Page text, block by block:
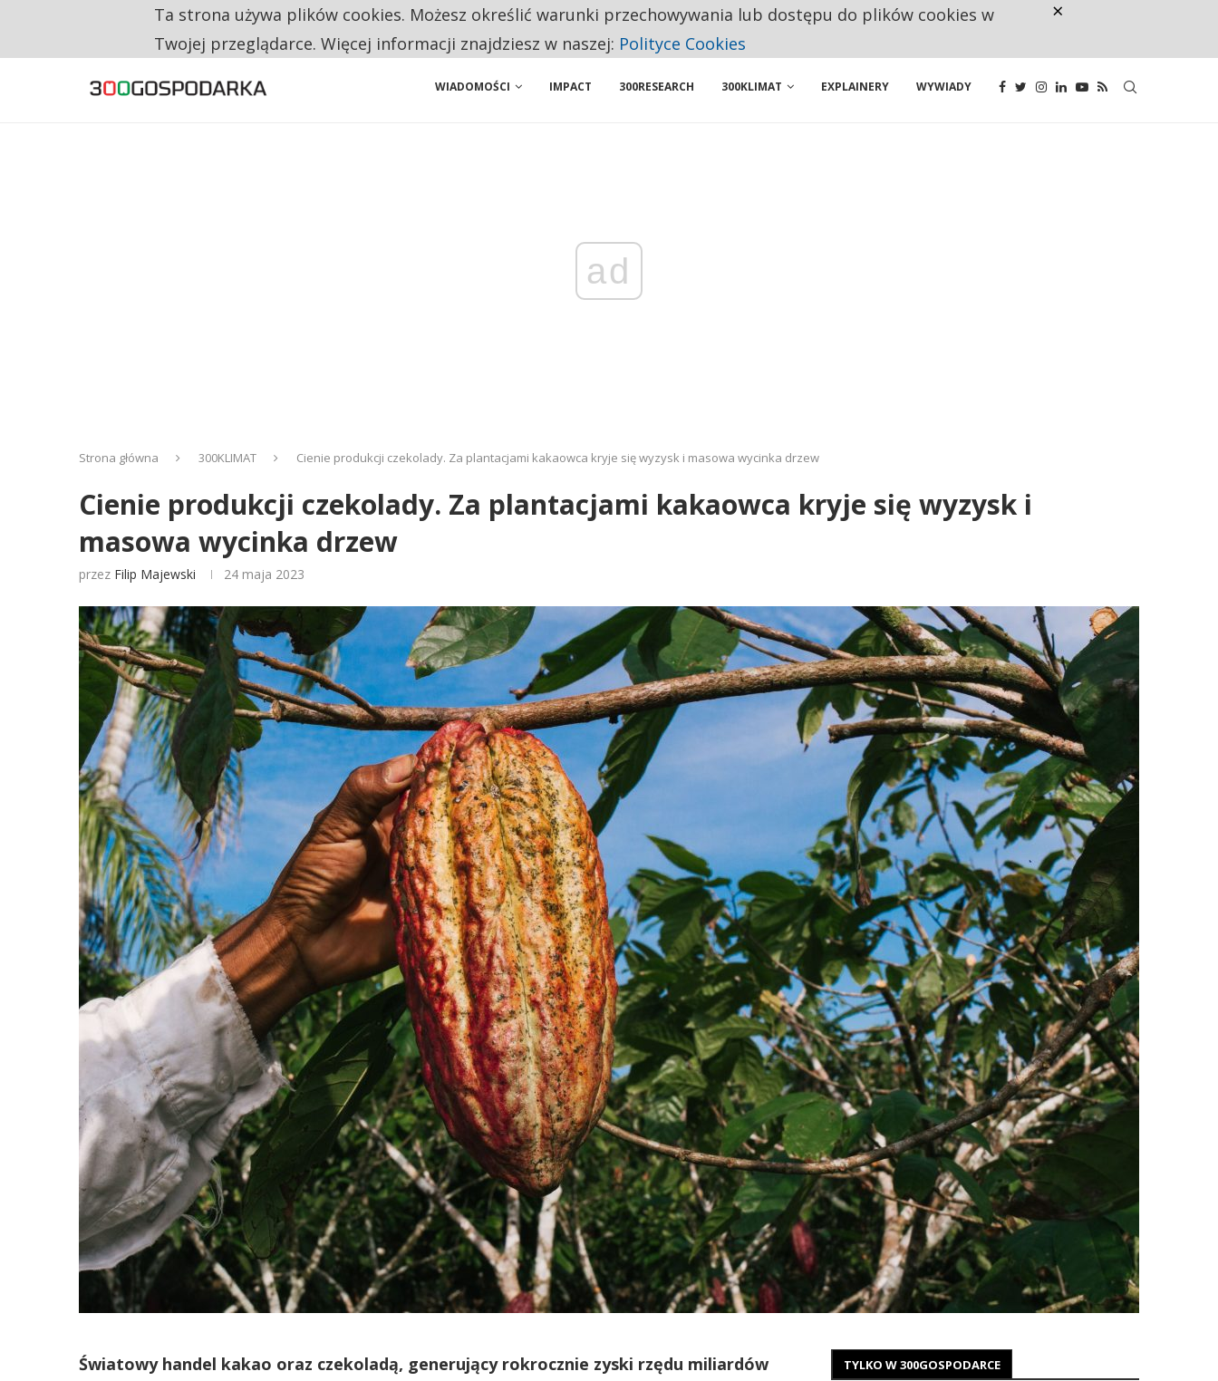
RESTRYKCJE CHIN UDERZAJĄ W EUROPEJSKI PRZEMYSŁ. NA LIŚCIE SĄ DWA PODMIOTY Z POLSKI
WIADOMOŚCI IMPACT 300RESEARCH 300KLIMAT EXPLAINERY WYWIADY
ad
Strona główna 300KLIMAT Cienie produkcji czekolady. Za plantacjami kakaowca kryje się wyzysk i masowa wycinka drzew
Cienie produkcji czekolady. Za plantacjami kakaowca kryje się wyzysk i
masowa wycinka drzew
przez Filip Majewski 24 maja 2023
Światowy handel kakao oraz czekoladą, generujący rokrocznie zyski rzędu miliardów
TYLKO W 300GOSPODARCE
Ta strona używa plików cookies. Możesz określić warunki przechowywania lub dostępu do plików cookies w
Twojej przeglądarce. Więcej informacji znajdziesz w naszej: Polityce Cookies
×